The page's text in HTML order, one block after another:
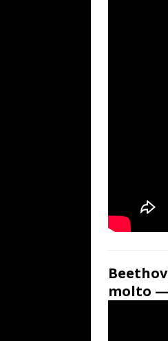
molto